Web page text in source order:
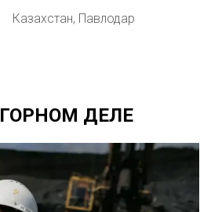
Казахстан, Павлодар
ГОРНОМ ДЕЛЕ